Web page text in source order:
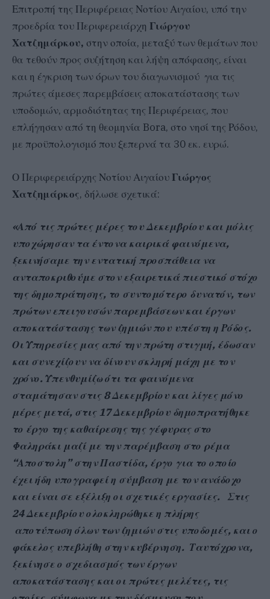
Επιτροπή της Περιφέρειας Νοτίου Αιγαίου, υπό την
προεδρία του Περιφερειάρχη Γιώργου
Χατζημάρκου, στην οποία, μεταξύ των θεμάτων που
θα τεθούν προς συζήτηση και λήψη απόφασης, είναι
και η έγκριση των όρων του διαγωνισμού για τις
πρώτες άμεσες παρεμβάσεις αποκατάστασης των
υποδομών, αρμοδιότητας της Περιφέρειας, που
επλήγησαν από τη θεομηνία Bora, στο νησί της Ρόδου,
με προϋπολογισμό που ξεπερνά τα 30 εκ. ευρώ.
Ο Περιφερειάρχης Νοτίου Αιγαίου Γιώργος
Χατζημάρκος, δήλωσε σχετικά:
«Από τις πρώτες μέρες του Δεκεμβρίου και μόλις
υποχώρησαν τα έντονα καιρικά φαινόμενα,
ξεκινήσαμε την εντατική προσπάθεια να
ανταποκριθούμε στον εξαιρετικά πιεστικό στόχο
της δημοπράτησης, το συντομότερο δυνατόν, των
πρώτων επειγουσών παρεμβάσεων και έργων
αποκατάστασης των ζημιών που υπέστη η Ρόδος.
Οι Υπηρεσίες μας από την πρώτη στιγμή, έδωσαν
και συνεχίζουν να δίνουν σκληρή μάχη με τον
χρόνο. Υπενθυμίζω ότι τα φαινόμενα
σταμάτησαν στις 8 Δεκεμβρίου και λίγες μόνο
μέρες μετά, στις 17 Δεκεμβρίου δημοπρατήθηκε
το έργο της καθαίρεσης της γέφυρας στο
Φαληράκι μαζί με την παρέμβαση στο ρέμα
“Αποστολη” στην Παστίδα, έργο για το οποίο
έχει ήδη υπογραφεί η σύμβαση με τον ανάδοχο
και είναι σε εξέλιξη οι σχετικές εργασίες. Στις
24 Δεκεμβρίου ολοκληρώθηκε η πλήρης
αποτύπωση όλων των ζημιών στις υποδομές, και ο
φάκελος υπεβλήθη στην κυβέρνηση. Ταυτόχρονα,
ξεκίνησε ο σχεδιασμός των έργων
αποκατάστασης και οι πρώτες μελέτες, τις